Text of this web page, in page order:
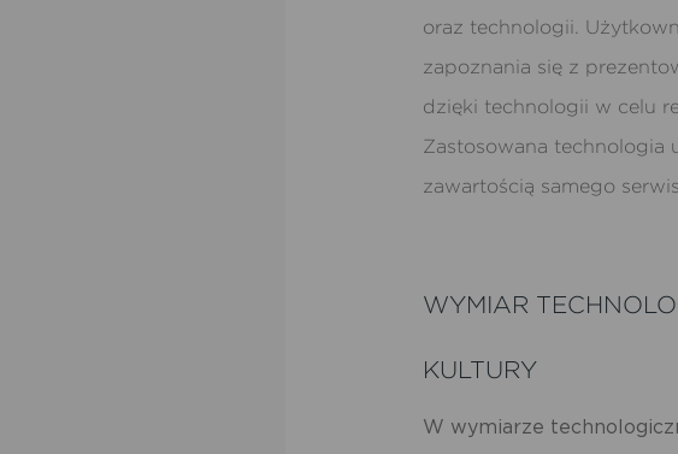
oraz technologii.
zapoznania się z
dzięki technologii w celu
Zastosowana technologia
zawartością samego
WYMIAR
KULTURY
W wymiarze